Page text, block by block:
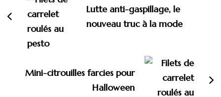
Lutte anti-gaspillage, le
nouveau truc à la mode
Mini-citrouilles farcies pour
Halloween